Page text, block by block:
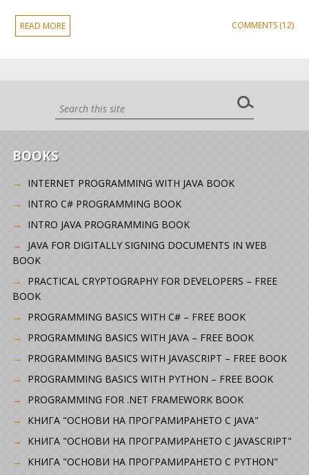
READ MORE COMMENTS (12)
BOOKS
INTERNET PROGRAMMING WITH JAVA BOOK
INTRO C# PROGRAMMING BOOK
INTRO JAVA PROGRAMMING BOOK
JAVA FOR DIGITALLY SIGNING DOCUMENTS IN WEB
BOOK
PRACTICAL CRYPTOGRAPHY FOR DEVELOPERS – FREE
BOOK
PROGRAMMING BASICS WITH C# – FREE BOOK
PROGRAMMING BASICS WITH JAVA – FREE BOOK
PROGRAMMING BASICS WITH JAVASCRIPT – FREE BOOK
PROGRAMMING BASICS WITH PYTHON – FREE BOOK
PROGRAMMING FOR .NET FRAMEWORK BOOK
КНИГА "ОСНОВИ НА ПРОГРАМИРАНЕТО С JAVA"
КНИГА "ОСНОВИ НА ПРОГРАМИРАНЕТО С JAVASCRIPT"
КНИГА "ОСНОВИ НА ПРОГРАМИРАНЕТО С PYTHON"